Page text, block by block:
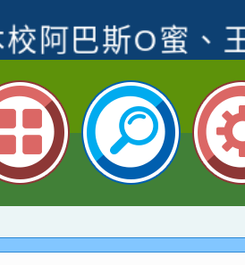
君教師榮獲社
阿巴斯O蜜、
園市科展 國
老師王老師、
四年二班張O
語競賽國小朗讀
林老師
校參加桃園市中
瑛教師榮獲教
-第二名
參與2026世
科學小創客佳
參加桃園市中